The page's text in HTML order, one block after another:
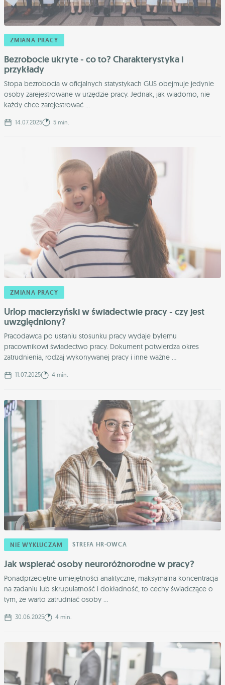
ZMIANA PRACY
Bezrobocie ukryte - co to? Charakterystyka i
przykłady
Stopa bezrobocia w oficjalnych statystykach GUS obejmuje jedynie
osoby zarejestrowane w urzędzie pracy. Jednak, jak wiadomo, nie
każdy chce zarejestrować ...
14.07.2025 5 min.
ZMIANA PRACY
Urlop macierzyński w świadectwie pracy - czy jest
uwzględniony?
Pracodawca po ustaniu stosunku pracy wydaje byłemu
pracownikowi świadectwo pracy. Dokument potwierdza okres
zatrudnienia, rodzaj wykonywanej pracy i inne ważne ...
11.07.2025 4 min.
NIE WYKLUCZAM STREFA HR-OWCA
Jak wspierać osoby neuroróżnorodne w pracy?
Ponadprzeciętne umiejętności analityczne, maksymalna koncentracja
na zadaniu lub skrupulatność i dokładność, to cechy świadczące o
tym, że warto zatrudniać osoby ...
30.06.2025 4 min.